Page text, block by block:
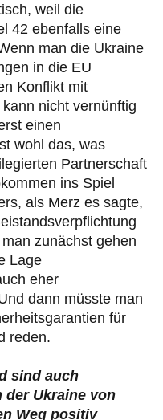
weil die
42 ebenfalls eine
man die Ukraine
in die EU
Konflikt mit
nicht vernünftig
einen
wohl das, was
Partnerschaft
ins Spiel
als Merz es sagte,
zunächst gehen
Lage
eher
dann müsste man
für
reden.
sind auch
der Ukraine von
Weg positiv